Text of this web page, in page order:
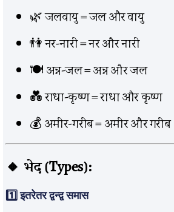
🌿 जलवायु = जल और वायु
👫 नर-नारी = नर और नारी
🍽️ अन्न-जल = अन्न और जल
💑 राधा-कृष्ण = राधा और कृष्ण
💰 अमीर-गरीब = अमीर और गरीब
🔸 भेद (Types):
1️⃣इतरेतर द्वन्द्व समास